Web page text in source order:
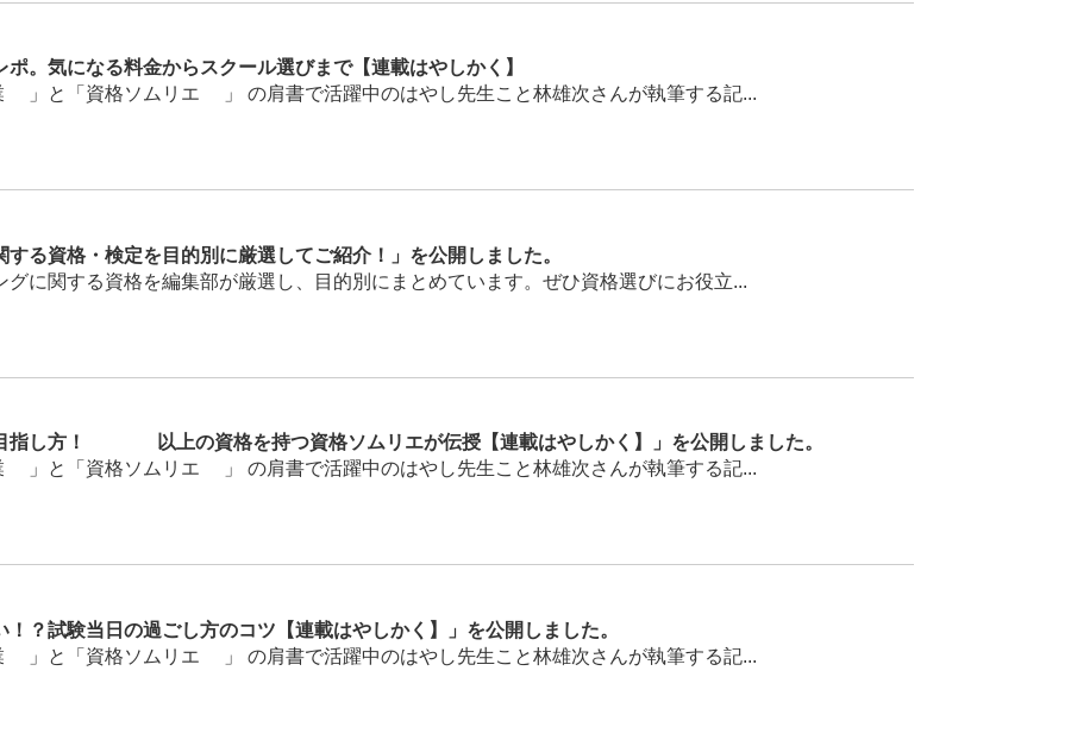
。気になる料金からスクール選びまで【連載はやしかく】
と「資格ソムリエ®」 の肩書で活躍中のはやし先生こと林雄次さんが執筆する記...
る資格・検定を目的別に厳選してご紹介！」を公開しました。
に関する資格を編集部が厳選し、目的別にまとめています。ぜひ資格選びにお役立...
指し方！250以上の資格を持つ資格ソムリエが伝授【連載はやしかく】」を公開しました。
と「資格ソムリエ®」 の肩書で活躍中のはやし先生こと林雄次さんが執筆する記...
？試験当日の過ごし方のコツ【連載はやしかく】」を公開しました。
と「資格ソムリエ®」 の肩書で活躍中のはやし先生こと林雄次さんが執筆する記...